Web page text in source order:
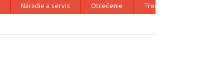
Náradie a servis Oblečenie
Trenažéry a